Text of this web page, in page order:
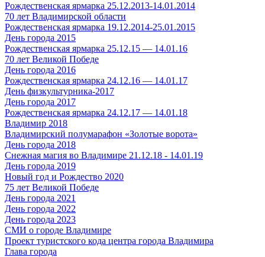
Рождественская ярмарка 25.12.2013-14.01.2014
70 лет Владимирской области
Рождественская ярмарка 19.12.2014-25.01.2015
День города 2015
Рождественская ярмарка 25.12.15 — 14.01.16
70 лет Великой Победе
День города 2016
Рождественская ярмарка 24.12.16 — 14.01.17
День физкультурника-2017
День города 2017
Рождественская ярмарка 24.12.17 — 14.01.18
Владимир 2018
Владимирский полумарафон «Золотые ворота»
День города 2018
Снежная магия во Владимире 21.12.18 - 14.01.19
День города 2019
Новый год и Рождество 2020
75 лет Великой Победе
День города 2021
День города 2022
День города 2023
СМИ о городе Владимире
Проект туристского кода центра города Владимира
Глава города